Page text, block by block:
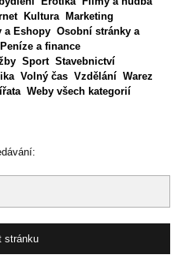
Kultura
Marketing
a Eshopy Osobní stránky a
Peníze a finance
Sport Stavebnictví
Volný čas Vzdělání Warez
Weby všech kategorií